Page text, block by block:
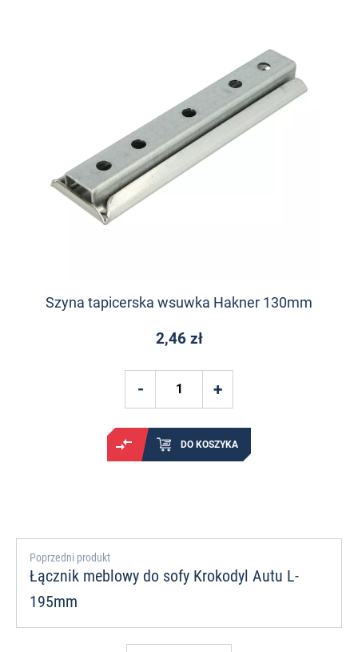
Szyna tapicerska wsuwka Hakner 130mm
2,46 zł
DO KOSZYKA
Poprzedni produkt
Łącznik meblowy do sofy Krokodyl Autu L-
195mm